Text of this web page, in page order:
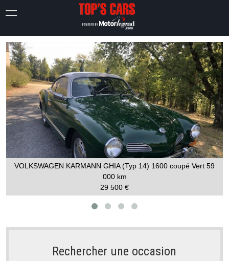
VOLKSWAGEN KARMANN GHIA (Typ 14) 1600 coupé Vert 59
000 km
29 500 €
Rechercher une occasion